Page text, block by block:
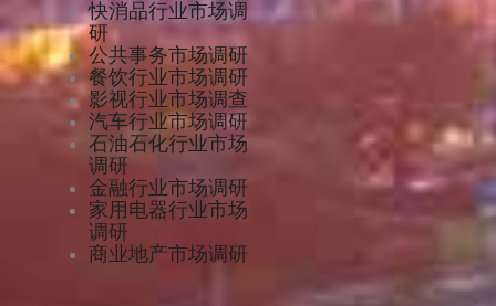
快消品行业市场调
研
公共事务市场调研
餐饮行业市场调研
影视行业市场调查
汽车行业市场调研
石油石化行业市场
调研
金融行业市场调研
家用电器行业市场
调研
商业地产市场调研